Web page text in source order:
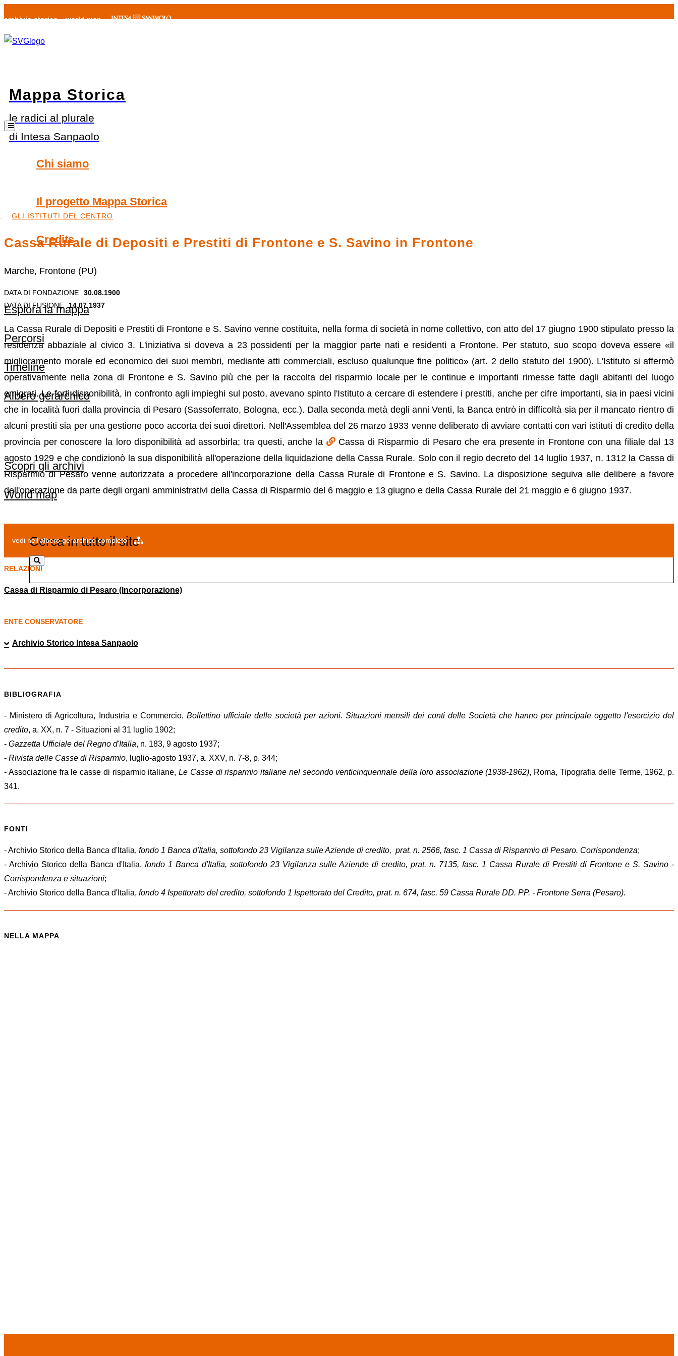
archivio storico world map
Mappa Storica
le radici al plurale
di Intesa Sanpaolo
Chi siamo
Il progetto Mappa Storica
Credits
Esplora la mappa
Percorsi
Timeline
Albero gerarchico
Scopri gli archivi
World map
Cerca in tutto il sito
GLI ISTITUTI DEL CENTRO
Cassa Rurale di Depositi e Prestiti di Frontone e S. Savino in Frontone
Marche, Frontone (PU)
DATA DI FONDAZIONE
30.08.1900
DATA DI FUSIONE 14.07.1937
La Cassa Rurale di Depositi e Prestiti di Frontone e S. Savino venne costituita, nella forma di società in nome collettivo, con atto del 17 giugno 1900 stipulato presso la
residenza abbaziale al civico 3. L'iniziativa si doveva a 23 possidenti per la maggior parte nati e residenti a Frontone. Per statuto, suo scopo doveva essere «il
miglioramento morale ed economico dei suoi membri, mediante atti commerciali, escluso qualunque fine politico» (art. 2 dello statuto del 1900). L'Istituto si affermò
operativamente nella zona di Frontone e S. Savino più che per la raccolta del risparmio locale per le continue e importanti rimesse fatte dagli abitanti del luogo
emigrati. Le forti disponibilità, in confronto agli impieghi sul posto, avevano spinto l'Istituto a cercare di estendere i prestiti, anche per cifre importanti, sia in paesi vicini
che in località fuori dalla provincia di Pesaro (Sassoferrato, Bologna, ecc.). Dalla seconda metà degli anni Venti, la Banca entrò in difficoltà sia per il mancato rientro di
alcuni prestiti sia per una gestione poco accorta dei suoi direttori. Nell'Assemblea del 26 marzo 1933 venne deliberato di avviare contatti con vari istituti di credito della
provincia per conoscere la loro disponibilità ad assorbirla; tra questi, anche la
Cassa di Risparmio di Pesaro che era presente in Frontone con una filiale dal 13
agosto 1929 e che condizionò la sua disponibilità all'operazione della liquidazione della Cassa Rurale. Solo con il regio decreto del 14 luglio 1937, n. 1312 la Cassa di
Risparmio di Pesaro venne autorizzata a procedere all'incorporazione della Cassa Rurale di Frontone e S. Savino. La disposizione seguiva alle delibere a favore
dell'operazione da parte degli organi amministrativi della Cassa di Risparmio del 6 maggio e 13 giugno e della Cassa Rurale del 21 maggio e 6 giugno 1937.
vedi nell'albero gerarchico completo
RELAZIONI
Cassa di Risparmio di Pesaro (Incorporazione)
ENTE CONSERVATORE
Archivio Storico Intesa Sanpaolo
BIBLIOGRAFIA
- Ministero di Agricoltura, Industria e Commercio,Bollettino ufficiale delle società per azioni. Situazioni mensili dei conti delle Società che hanno per principale oggetto l'esercizio del
credito, a. XX, n. 7 - Situazioni al 31 luglio 1902;
- Gazzetta Ufficiale del Regno d'Italia, n. 183, 9 agosto 1937;
- Rivista delle Casse di Risparmio, luglio-agosto 1937, a. XXV, n. 7-8, p. 344;
- Associazione fra le casse di risparmio italiane,Le Casse di risparmio italiane nel secondo venticinquennale della loro associazione (1938-1962), Roma, Tipografia delle Terme, 1962, p.
341.
FONTI
- Archivio Storico della Banca d'Italia, fondo 1 Banca d'Italia, sottofondo 23 Vigilanza sulle Aziende di credito, prat. n. 2566, fasc. 1 Cassa di Risparmio di Pesaro. Corrispondenza;
- Archivio Storico della Banca d'Italia, fondo 1 Banca d'Italia, sottofondo 23 Vigilanza sulle Aziende di credito, prat. n. 7135, fasc. 1 Cassa Rurale di Prestiti di Frontone e S. Savino -
Corrispondenza e situazioni;
- Archivio Storico della Banca d'Italia, fondo 4 Ispettorato del credito, sottofondo 1 Ispettorato del Credito, prat. n. 674, fasc. 59 Cassa Rurale DD. PP. - Frontone Serra (Pesaro).
NELLA MAPPA